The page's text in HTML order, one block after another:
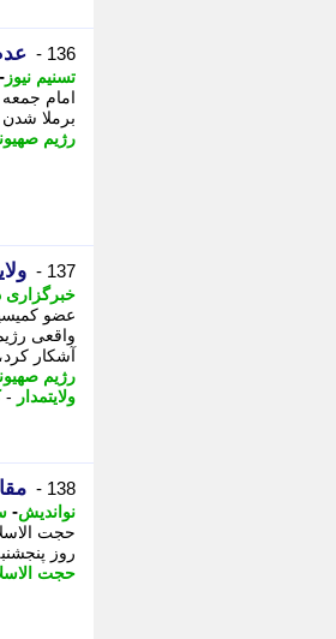
136 -
تسنیم نیوز -
امام
برملا
رژیم
137 -
عضو
واقعی
آشکار کرد،
رژیم
ولایتمدار -
138 -
نواندیش-
حجت
روز پنجشنبه 11مهرماه با ضربات چاقوی یک مرد میانسال به قتل رسید گفت: - حجت
حجت